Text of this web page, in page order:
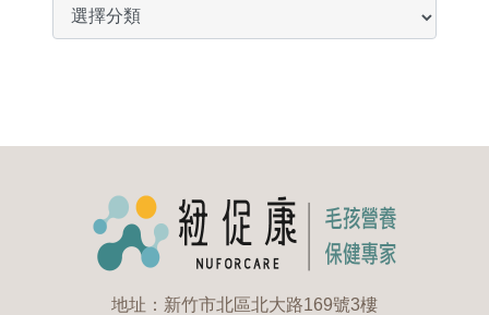
地址：新竹市北區北大路169號3樓